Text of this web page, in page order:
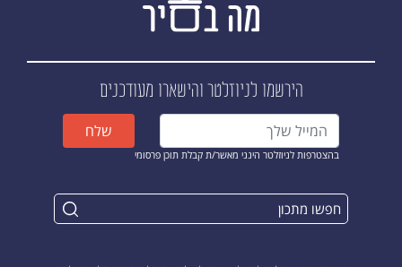
הירשמו לניוזלטרוהישארו מעודכנים
בהצטרפות לניוזלטר הינני מאשר/ת קבלת תוכן פרסומי
שלח